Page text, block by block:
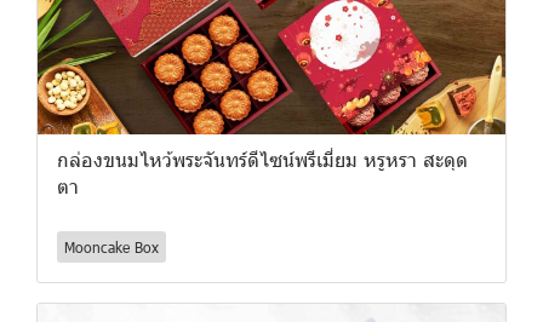
กล่องขนมไหว้พระจันทร์ดีไซน์พรีเมี่ยม หรูหรา สะดุด
ตา
Mooncake Box